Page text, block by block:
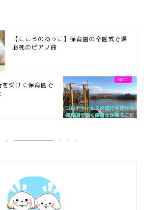
【こころのねっこ】保育園の卒園式で涙
必死のピアノ曲
受けて保育園で